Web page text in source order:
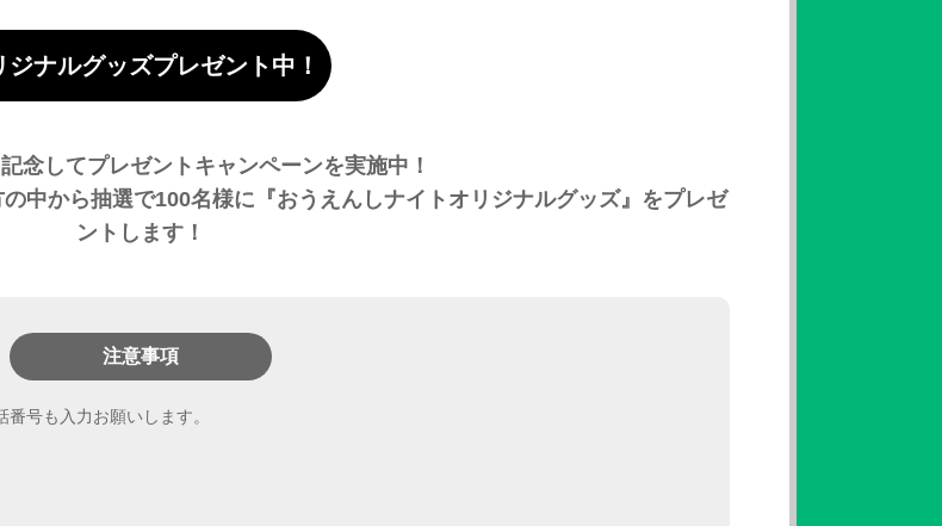
ジナルグッズプレゼント中！
念してプレゼントキャンペーンを実施中！
中から抽選で100名様に『おうえんしナイトオリジナルグッズ』をプレゼ
ントします！
注意事項
号も入力お願いします。